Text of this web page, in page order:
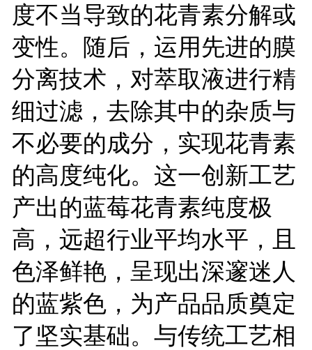
度不当导致的花青素分解或
变性。随后，运用先进的膜
分离技术，对萃取液进行精
细过滤，去除其中的杂质与
不必要的成分，实现花青素
的高度纯化。这一创新工艺
产出的蓝莓花青素纯度极
高，远超行业平均水平，且
色泽鲜艳，呈现出深邃迷人
的蓝紫色，为产品品质奠定
了坚实基础。与传统工艺相